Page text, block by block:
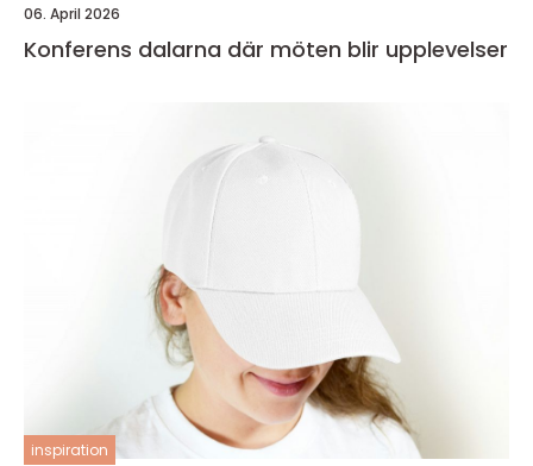
06. April 2026
Konferens dalarna där möten blir upplevelser
inspiration